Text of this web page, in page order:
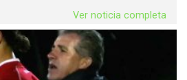
Ver noticia completa